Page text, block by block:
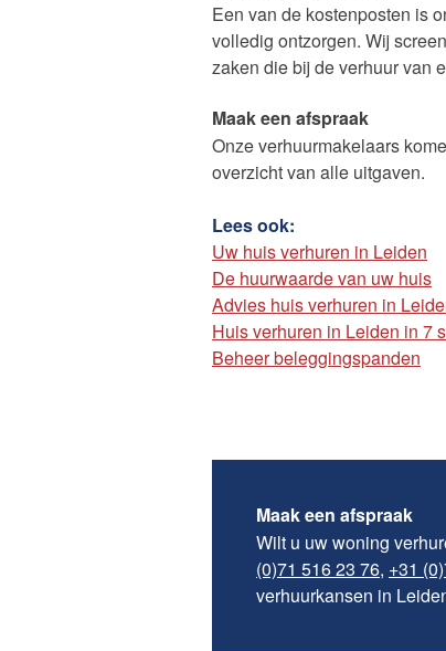
Een van de kostenposten is
volledig ontzorgen. Wij
zaken die bij de verhuur van
Maak een afspraak
Onze verhuurmakelaars
overzicht van alle uitgaven.
Lees ook:
Uw huis verhuren in Leiden
De huurwaarde van uw huis
Advies huis verhuren in
Huis verhuren in Leiden in 7
Beheer beleggingspanden
Maak een afspraak
Wilt u uw woning
(0)71 516 23 76, +31
verhuurkansen in